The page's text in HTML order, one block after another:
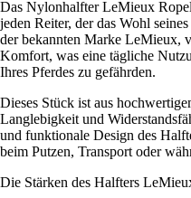
Das Nylonhalfter LeMieux
jeden Reiter, der das Wohl
der bekannten Marke LeMieux,
Komfort, was eine tägliche
Ihres Pferdes zu gefährden.
Dieses Stück ist aus
Langlebigkeit und
und funktionale Design des
beim Putzen, Transport oder
Die Stärken des Halfters